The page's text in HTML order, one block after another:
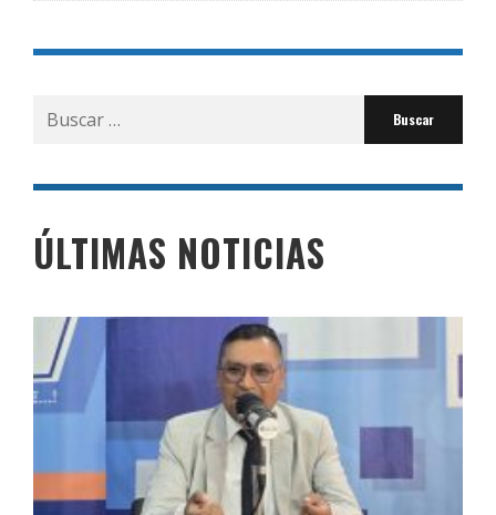
Buscar
por:
ÚLTIMAS NOTICIAS